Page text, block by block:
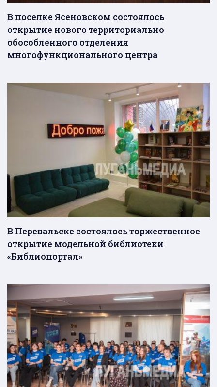
В поселке Ясеновском состоялось
открытие нового территориально
обособленного отделения
многофункционального центра
В Перевальске состоялось торжественное
открытие модельной библиотеки
«Библиопортал»